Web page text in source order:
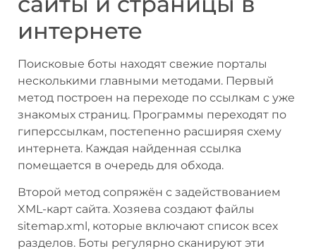
интернете
Поисковые боты находят свежие порталы
несколькими главными методами. Первый
метод построен на переходе по ссылкам с уже
знакомых страниц. Программы переходят по
гиперссылкам, постепенно расширяя схему
интернета. Каждая найденная ссылка
помещается в очередь для обхода.
Второй метод сопряжён с задействованием
XML-карт сайта. Хозяева создают файлы
sitemap.xml, которые включают список всех
разделов. Боты регулярно сканируют эти